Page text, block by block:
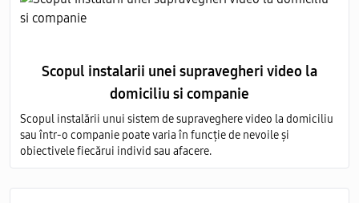
Scopul instalarii unei supravegheri video la
domiciliu si companie
Scopul instalării unui sistem de supraveghere video la domiciliu
sau într-o companie poate varia în funcție de nevoile și
obiectivele fiecărui individ sau afacere.